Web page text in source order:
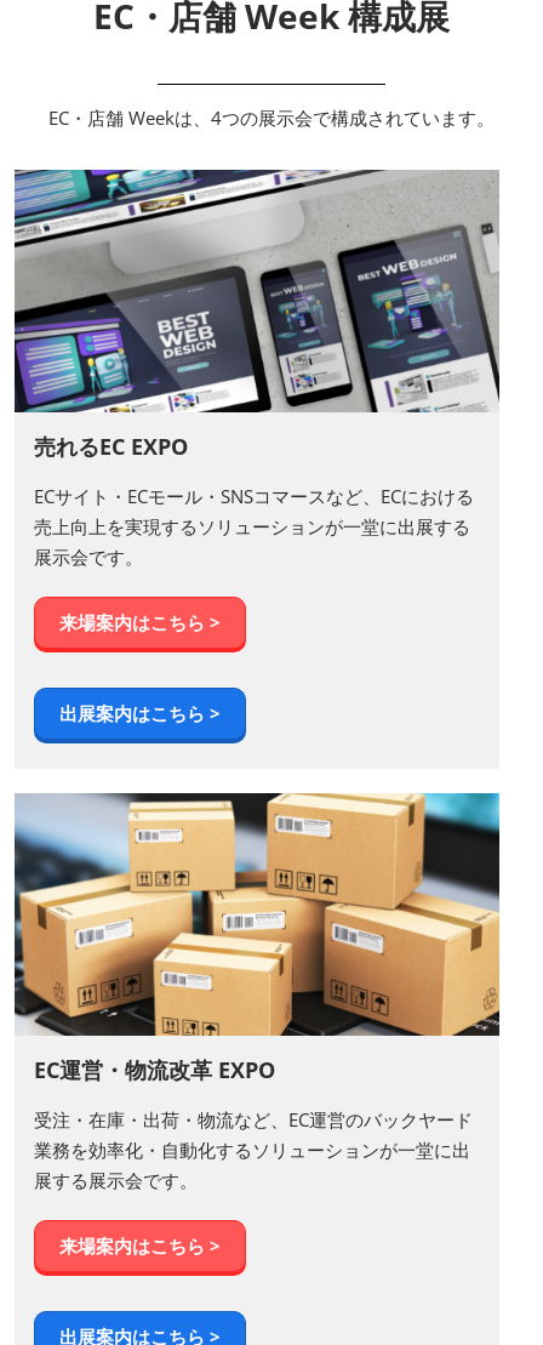
EC・店舗 Week 構成展
EC・店舗 Weekは、4つの展示会で構成されています。
売れるEC EXPO
ECサイト・ECモール・SNSコマースなど、ECにおける
売上向上を実現するソリューションが一堂に出展する
展示会です。
来場案内はこちら >
出展案内はこちら >
EC運営・物流改革 EXPO
受注・在庫・出荷・物流など、EC運営のバックヤード
業務を効率化・自動化するソリューションが一堂に出
展する展示会です。
来場案内はこちら >
出展案内はこちら >